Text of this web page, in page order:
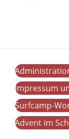
Impressum
Surfcamp-
Advent im